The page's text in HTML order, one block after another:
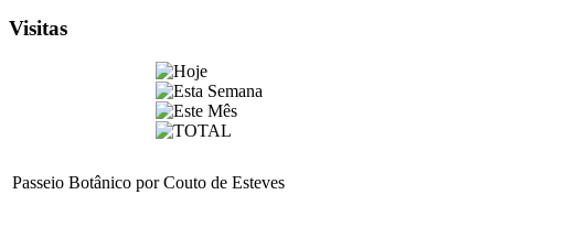
Visitas
Passeio Botânico por Couto de Esteves